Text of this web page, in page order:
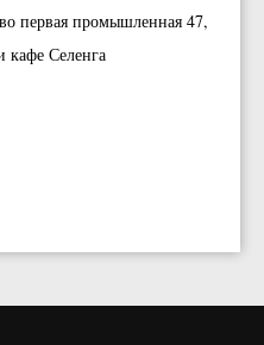
первая промышленная 47,
кафе Селенга